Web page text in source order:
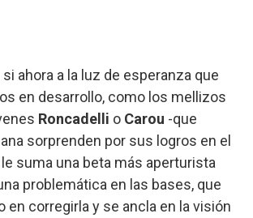
si ahora a la luz de esperanza que
en desarrollo, como los mellizos
Roncadelli o Carou -que
sorprenden por sus logros en el
suma una beta más aperturista
problemática en las bases, que
en corregirla y se ancla en la visión